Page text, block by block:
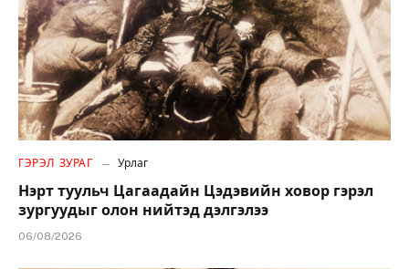
ГЭРЭЛ ЗУРАГ Урлаг
Нэрт туульч Цагаадайн Цэдэвийн ховор гэрэл
зургуудыг олон нийтэд дэлгэлээ
06/08/2026